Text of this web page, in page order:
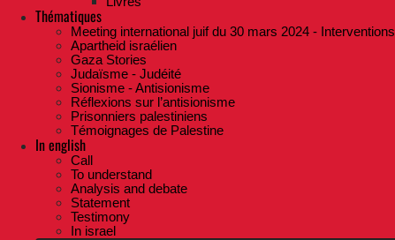
Thématiques
Meeting international juif du 30 mars 2024 - Interventions
Apartheid israélien
Gaza Stories
Judaïsme - Judéité
Sionisme - Antisionisme
Réflexions sur l’antisionisme
Prisonniers palestiniens
Témoignages de Palestine
In english
Call
To understand
Analysis and debate
Statement
Testimony
In israel